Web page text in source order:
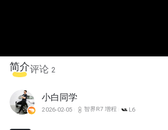
简介评论 2
小白同学
2026-02-05 智界R7 增程 L6